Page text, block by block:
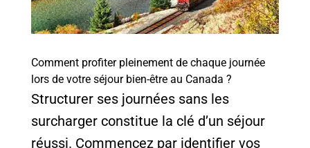
Comment profiter pleinement de chaque journée
lors de votre séjour bien-être au Canada ?
Structurer ses journées sans les
surcharger constitue la clé d’un séjour
réussi. Commencez par identifier vos